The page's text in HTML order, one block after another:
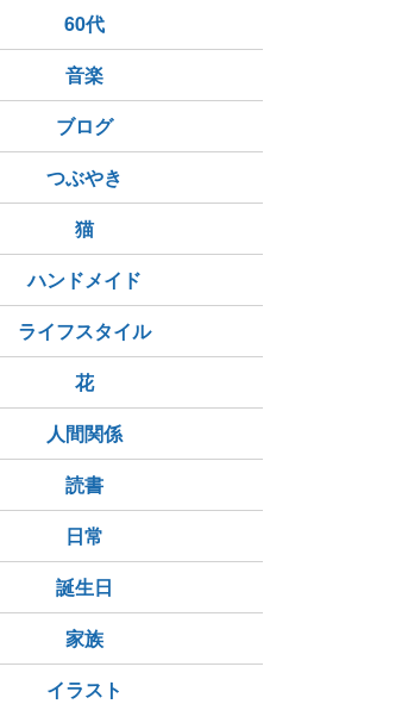
ドロステのはてで僕ら
60代
音楽
ブログ
つぶやき
猫
ハンドメイド
ライフスタイル
花
人間関係
読書
日常
誕生日
家族
イラスト